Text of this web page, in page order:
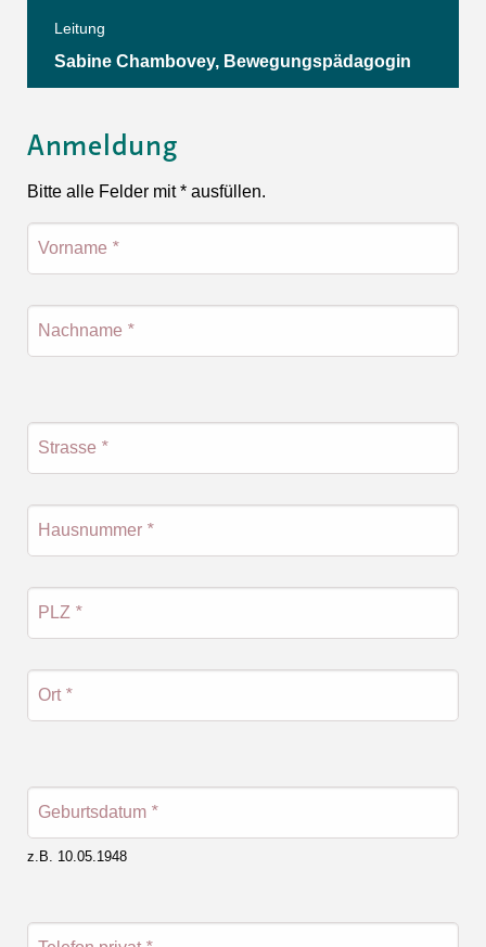
Leitung
Sabine Chambovey, Bewegungspädagogin
Anmeldung
Bitte alle Felder mit * ausfüllen.
Vorname *
Nachname *
Strasse *
Hausnummer *
PLZ *
Ort *
Geburtsdatum *
z.B. 10.05.1948